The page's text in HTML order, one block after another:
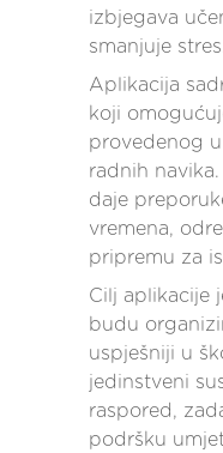
izbjegava
smanjuje stres.
Aplikacija
koji
provedenog
radnih
daje
vremena,
pripremu za
Cilj aplikacije
budu
uspješniji u
jedinstveni
raspored,
podršku